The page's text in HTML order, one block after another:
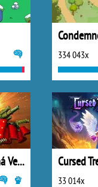
334 043x
Toy Defense Plná Verze
33 014x